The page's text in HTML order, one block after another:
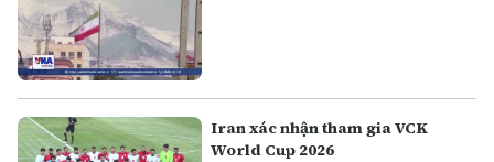
Iran xác nhận tham gia VCK
World Cup 2026